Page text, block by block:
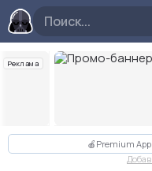
Реклама
Слайд 2 из 10
🍎Premium